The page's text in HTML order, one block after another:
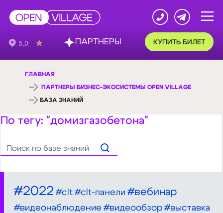
КУПИТЬ БИЛЕТ
ГЛАВНАЯ
ПАРТНЕРЫ БИЗНЕС-ЭКОСИСТЕМЫ OPEN VILLAGE
БАЗА ЗНАНИЙ
По тегу: "домизгазобетона"
#2022 #clt #clt-панели #вебинар
#видеонаблюдение #видеообзор #выставка